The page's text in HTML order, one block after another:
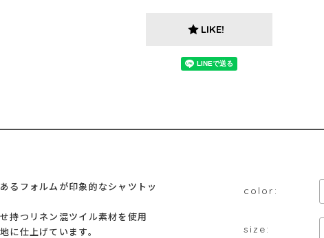
LIKE!
color:
size:
るフォルムが印象的なシャツトッ
持つリネン混ツイル素材を使用
に仕上げています。